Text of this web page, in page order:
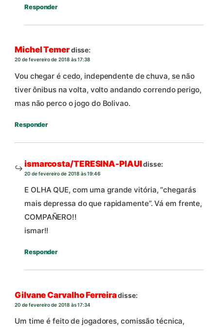
Responder
Michel Temerdisse:
20 de fevereiro de 2018 às 17:38
Vou chegar é cedo, independente de chuva, se não
tiver ônibus na volta, volto andando correndo perigo,
mas não perco o jogo do Bolivao.
Responder
ismarcosta/TERESINA-PIAUIdisse:
20 de fevereiro de 2018 às 19:46
E OLHA QUE, com uma grande vitória, “chegarás
mais depressa do que rapidamente”. Vá em frente,
COMPAÑERO!!
ismar!!
Responder
Gilvane Carvalho Ferreiradisse:
20 de fevereiro de 2018 às 17:34
Um time é feito de jogadores, comissão técnica,